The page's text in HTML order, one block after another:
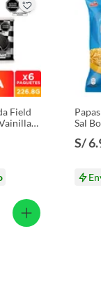
Field
Sal
S/